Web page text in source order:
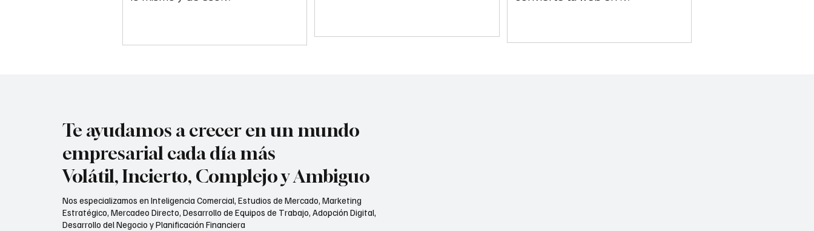
Te ayudamos a crecer en un mundo
empresarial cada día más
Volátil, Incierto, Complejo y Ambiguo
Nos especializamos en Inteligencia Comercial, Estudios de Mercado, Marketing
Estratégico, Mercadeo Directo, Desarrollo de Equipos de Trabajo, Adopción Digital,
Desarrollo del Negocio y Planificación Financiera